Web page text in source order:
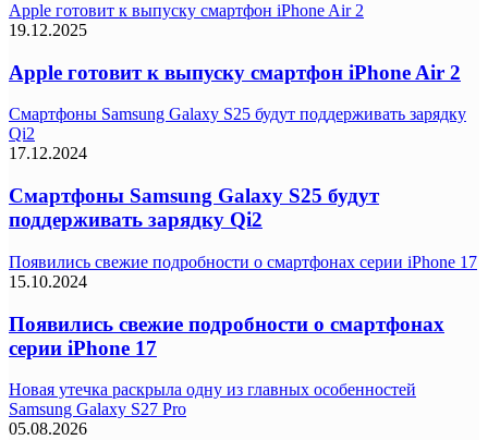
Apple готовит к выпуску смартфон iPhone Air 2
19.12.2025
Apple готовит к выпуску смартфон iPhone Air 2
Смартфоны Samsung Galaxy S25 будут поддерживать зарядку
Qi2
17.12.2024
Смартфоны Samsung Galaxy S25 будут
поддерживать зарядку Qi2
Появились свежие подробности о смартфонах серии iPhone 17
15.10.2024
Появились свежие подробности о смартфонах
серии iPhone 17
Новая утечка раскрыла одну из главных особенностей
Samsung Galaxy S27 Pro
05.08.2026